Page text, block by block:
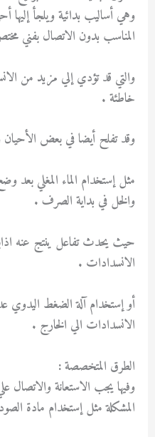
وهي أساليب بدائية ويلجأ إليها
المناسب بدون الاتصال بفني
والتي قد تؤدي إلي مزيد من
خاطئة .
وقد تفلح أيضا في بعض الأحيان
مثل إستخدام الماء المغلي بعد
والخل في بداية الصرف .
حيث يحدث تفاعل ينتج عنه اذابة
الانسدادات .
أو إستخدام آلة الضغط
الانسدادات الي الخارج .
الطرق المتخصصة :
وفيها يجب الاستعانة والاتصال
المشكلة مثل إستخدام مادة